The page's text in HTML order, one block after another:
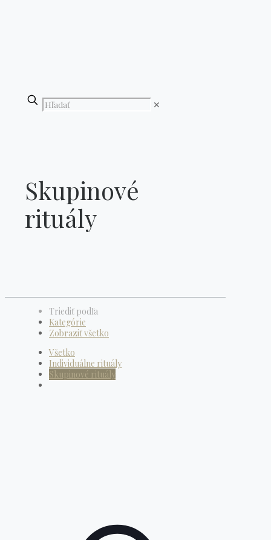
✕
Skupinové
rituály
Triediť podľa
Kategórie
Zobraziť všetko
Všetko
Individuálne rituály
Skupinové rituály